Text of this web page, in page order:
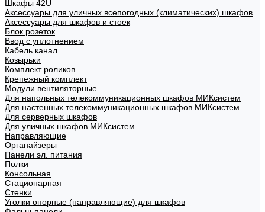
Шкафы 42U
Аксессуары для уличных всепогодных (климатических) шкафов
Аксессуары для шкафов и стоек
Блок розеток
Ввод с уплотнением
Кабель канал
Козырьки
Комплект роликов
Крепежный комплект
Модули вентиляторные
Для напольных телекоммуникационных шкафов МИКсистем
Для настенных телекоммуникационных шкафов МИКсистем
Для серверных шкафов
Для уличных шкафов МИКсистем
Направляющие
Органайзеры
Панели эл. питания
Полки
Консольная
Стационарная
Стенки
Уголки опорные (направляющие) для шкафов